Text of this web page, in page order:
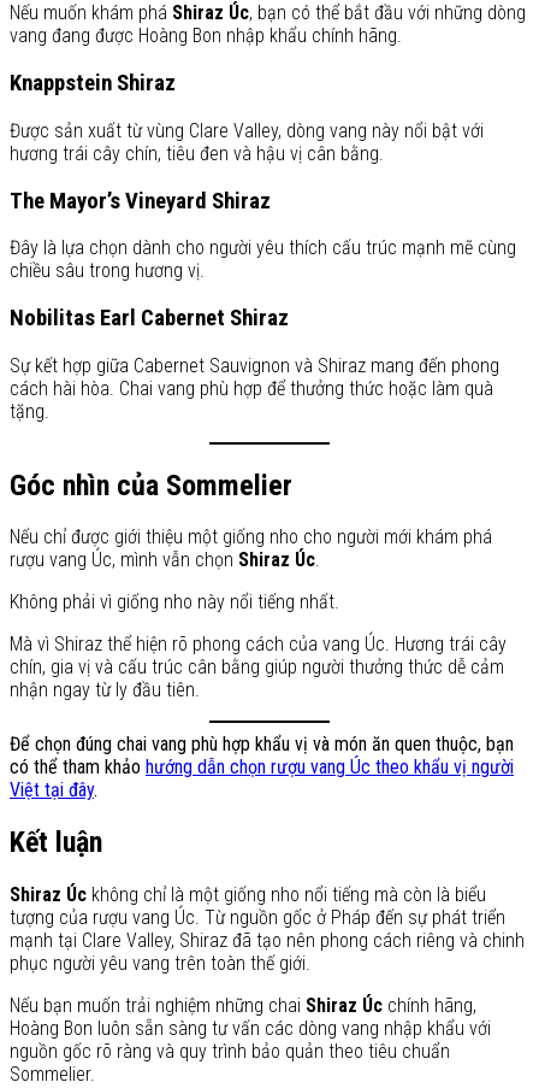
Nếu muốn khám phá Shiraz Úc, bạn có thể bắt đầu với những dòng
vang đang được Hoàng Bon nhập khẩu chính hãng.
Knappstein Shiraz
Được sản xuất từ vùng Clare Valley, dòng vang này nổi bật với
hương trái cây chín, tiêu đen và hậu vị cân bằng.
The Mayor’s Vineyard Shiraz
Đây là lựa chọn dành cho người yêu thích cấu trúc mạnh mẽ cùng
chiều sâu trong hương vị.
Nobilitas Earl Cabernet Shiraz
Sự kết hợp giữa Cabernet Sauvignon và Shiraz mang đến phong
cách hài hòa. Chai vang phù hợp để thưởng thức hoặc làm quà
tặng.
Góc nhìn của Sommelier
Nếu chỉ được giới thiệu một giống nho cho người mới khám phá
rượu vang Úc, mình vẫn chọn Shiraz Úc.
Không phải vì giống nho này nổi tiếng nhất.
Mà vì Shiraz thể hiện rõ phong cách của vang Úc. Hương trái cây
chín, gia vị và cấu trúc cân bằng giúp người thưởng thức dễ cảm
nhận ngay từ ly đầu tiên.
Để chọn đúng chai vang phù hợp khẩu vị và món ăn quen thuộc, bạn
có thể tham khảo hướng dẫn chọn rượu vang Úc theo khẩu vị người
Việt tại đây.
Kết luận
Shiraz Úc không chỉ là một giống nho nổi tiếng mà còn là biểu
tượng của rượu vang Úc. Từ nguồn gốc ở Pháp đến sự phát triển
mạnh tại Clare Valley, Shiraz đã tạo nên phong cách riêng và chinh
phục người yêu vang trên toàn thế giới.
Nếu bạn muốn trải nghiệm những chai Shiraz Úc chính hãng,
Hoàng Bon luôn sẵn sàng tư vấn các dòng vang nhập khẩu với
nguồn gốc rõ ràng và quy trình bảo quản theo tiêu chuẩn
Sommelier.